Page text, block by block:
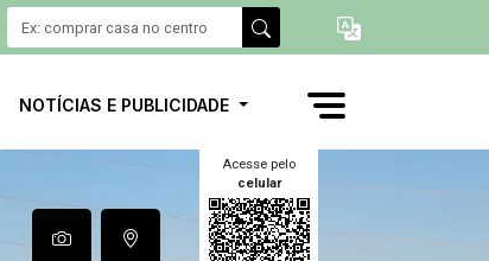
NOTÍCIAS E PUBLICIDADE
Acesse pelo
celular